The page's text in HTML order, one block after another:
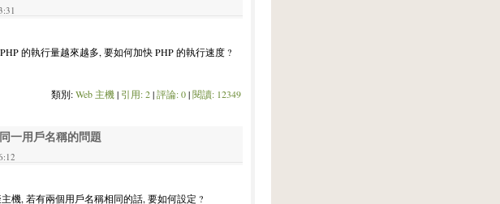
的執行量越來越多, 要如何加快 PHP 的執行速度 ?
類別:Web 主機| 引用: 2|評論: 0|閱讀: 12349
一用戶名稱的問題
機, 若有兩個用戶名稱相同的話, 要如何設定 ?